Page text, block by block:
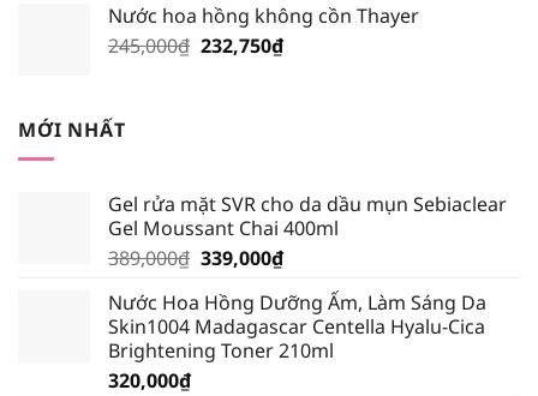
195,000₫.là:
185,250₫.
Nước hoa hồng không cồn Thayer
245,000₫ Giá
232,750₫Giá
MỚI NHẤT
Gel rửa mặt SVR cho da dầu mụn Sebiaclear
Gel Moussant Chai 400ml
389,000₫ Giá
là:
389,000₫.
339,000₫Giá
tại
là:
339,000₫.
Nước Hoa Hồng Dưỡng Ẩm, Làm Sáng Da
Skin1004 Madagascar Centella Hyalu-Cica
Brightening Toner 210ml
320,000₫